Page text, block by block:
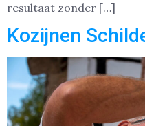
resultaat zonder […]
Kozijnen